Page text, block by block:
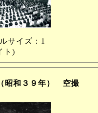
イズ：1
ト)
昭和３９年） 空撮